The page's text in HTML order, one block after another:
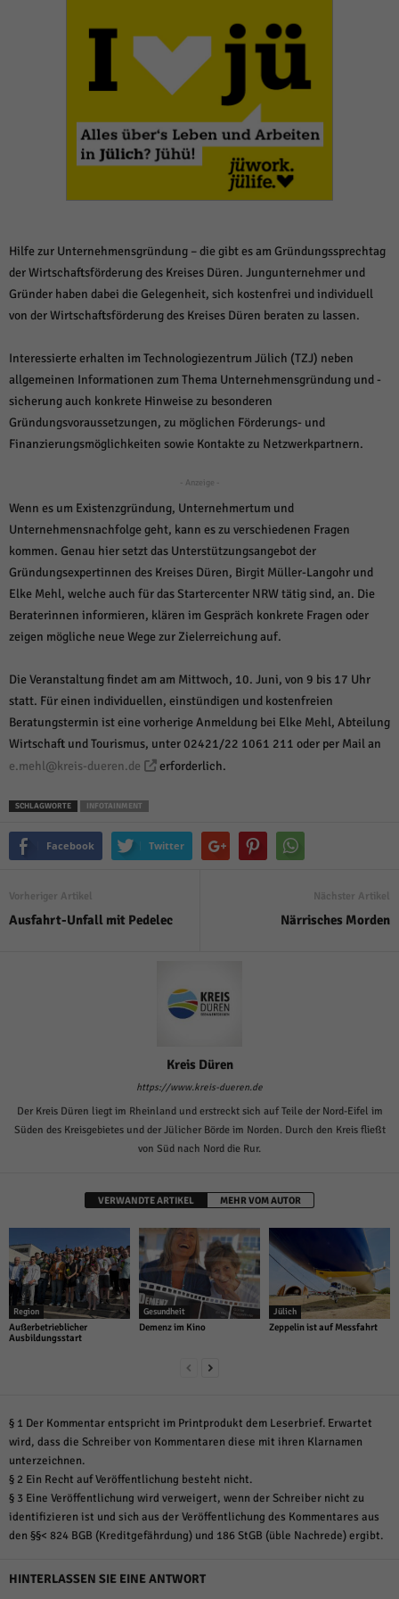
Hilfe zur Unternehmensgründung – die gibt es am Gründungssprechtag
der Wirtschaftsförderung des Kreises Düren. Jungunternehmer und
Gründer haben dabei die Gelegenheit, sich kostenfrei und individuell
von der Wirtschaftsförderung des Kreises Düren beraten zu lassen.
Interessierte erhalten im Technologiezentrum Jülich (TZJ) neben
allgemeinen Informationen zum Thema Unternehmensgründung und -
sicherung auch konkrete Hinweise zu besonderen
Gründungsvoraussetzungen, zu möglichen Förderungs- und
Finanzierungsmöglichkeiten sowie Kontakte zu Netzwerkpartnern.
- Anzeige -
Wenn es um Existenzgründung, Unternehmertum und
Unternehmensnachfolge geht, kann es zu verschiedenen Fragen
kommen. Genau hier setzt das Unterstützungsangebot der
Gründungsexpertinnen des Kreises Düren, Birgit Müller-Langohr und
Elke Mehl, welche auch für das Startercenter NRW tätig sind, an. Die
Beraterinnen informieren, klären im Gespräch konkrete Fragen oder
zeigen mögliche neue Wege zur Zielerreichung auf.
Die Veranstaltung findet am am Mittwoch, 10. Juni, von 9 bis 17 Uhr
statt. Für einen individuellen, einstündigen und kostenfreien
Beratungstermin ist eine vorherige Anmeldung bei Elke Mehl, Abteilung
Wirtschaft und Tourismus, unter 02421/22 1061 211 oder per Mail an
e.mehl@kreis-dueren.de
erforderlich.
SCHLAGWORTE INFOTAINMENT
Facebook Twitter
Vorheriger Artikel
Ausfahrt-Unfall mit Pedelec
Nächster Artikel
Närrisches Morden
Kreis Düren
https://www.kreis-dueren.de
Der Kreis Düren liegt im Rheinland und erstreckt sich auf Teile der Nord-Eifel im
Süden des Kreisgebietes und der Jülicher Börde im Norden. Durch den Kreis fließt
von Süd nach Nord die Rur.
VERWANDTE ARTIKEL MEHR VOM AUTOR
Region
Außerbetrieblicher
Ausbildungsstart
Gesundheit
Demenz im Kino
Jülich
Zeppelin ist auf Messfahrt
§ 1 Der Kommentar entspricht im Printprodukt dem Leserbrief. Erwartet
wird, dass die Schreiber von Kommentaren diese mit ihren Klarnamen
unterzeichnen.
§ 2 Ein Recht auf Veröffentlichung besteht nicht.
§ 3 Eine Veröffentlichung wird verweigert, wenn der Schreiber nicht zu
identifizieren ist und sich aus der Veröffentlichung des Kommentares aus
den §§< 824 BGB (Kreditgefährdung) und 186 StGB (üble Nachrede) ergibt.
HINTERLASSEN SIE EINE ANTWORT
Alle akzeptieren Speichern und weiter
Essenziell (1)
Essenzielle Cookies ermöglichen grundlegende Funktionen und sind für die
einwandfreie Funktion der Website erforderlich.
Cookie-Informationen anzeigen
Statistik Cookies erfassen Informationen anonym. Diese Informationen helfen
uns zu verstehen, wie unsere Besucher unsere Website nutzen.
Cookie-Informationen anzeigen
um personalisierte Werbung anzuzeigen. Sie tun dies, indem sie Besucher
über Websites hinweg verfolgen.
Cookie-Informationen anzeigen
standardmäßig blockiert. Wenn Cookies von externen Medien akzeptiert
werden, bedarf der Zugriff auf diese Inhalte keiner manuellen Einwilligung
Cookie-Informationen anzeigen
powered by Borlabs Cookie Datenschutzerklärung Impressum